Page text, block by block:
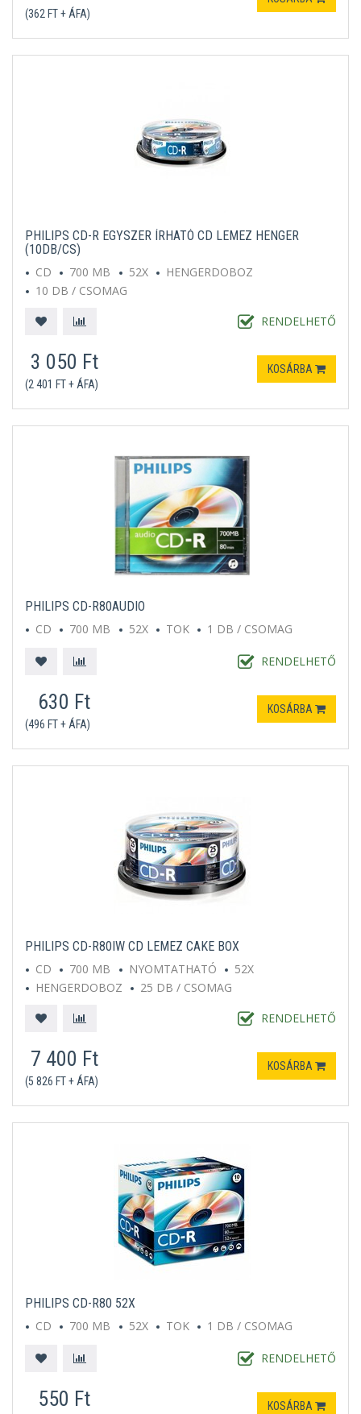
(362 FT + ÁFA)
PHILIPS CD-R EGYSZER ÍRHATÓ CD LEMEZ HENGER
(10DB/CS)
CD
700 MB 52X
HENGERDOBOZ
10 DB / CSOMAG
RENDELHETŐ
3 050 Ft
(2 401 FT + ÁFA)
KOSÁRBA
PHILIPS CD-R80AUDIO
CD
700 MB 52X TOK 1 DB / CSOMAG
RENDELHETŐ
630 Ft
(496 FT + ÁFA)
KOSÁRBA
PHILIPS CD-R80IW CD LEMEZ CAKE BOX
CD
700 MB NYOMTATHATÓ
52X
HENGERDOBOZ
25 DB / CSOMAG
RENDELHETŐ
7 400 Ft
(5 826 FT + ÁFA)
KOSÁRBA
PHILIPS CD-R80 52X
CD
700 MB 52X TOK 1 DB / CSOMAG
RENDELHETŐ
550 Ft KOSÁRBA